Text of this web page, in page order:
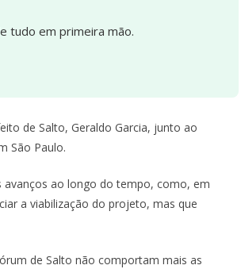
tudo em primeira mão.
de Salto, Geraldo Garcia, junto ao
São Paulo.
avanços ao longo do tempo, como, em
a viabilização do projeto, mas que
de Salto não comportam mais as